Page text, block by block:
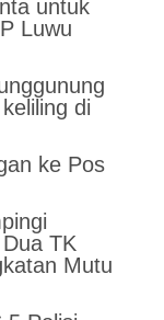
untuk
Luwu
di
ke Pos
TK
Mutu